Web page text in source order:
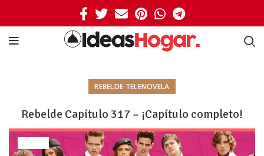
REBELDE TELENOVELA
Rebelde Capítulo 317 – ¡Capítulo completo!